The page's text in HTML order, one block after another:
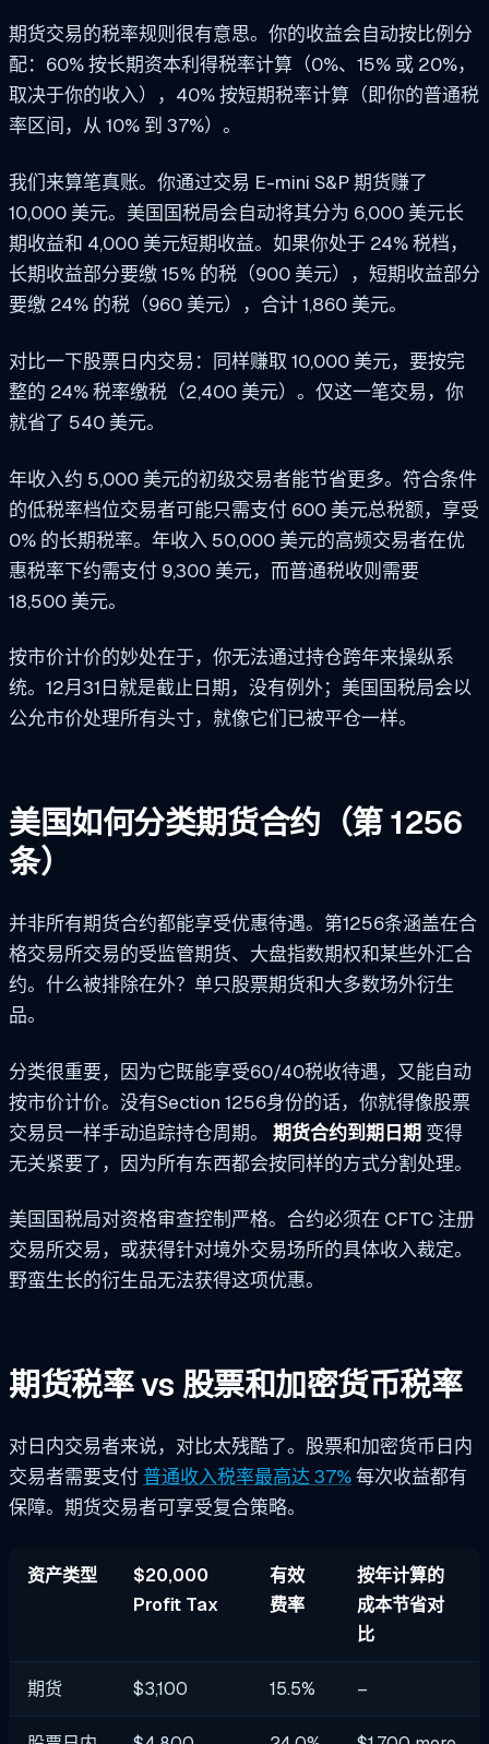
期货交易的税率规则很有意思。你的收益会自动按比例分
配：60% 按长期资本利得税率计算（0%、15% 或 20%，
取决于你的收入），40% 按短期税率计算（即你的普通税
率区间，从 10% 到 37%）。
我们来算笔真账。你通过交易 E-mini S&P 期货赚了
10,000 美元。美国国税局会自动将其分为 6,000 美元长
期收益和 4,000 美元短期收益。如果你处于 24% 税档，
长期收益部分要缴 15% 的税（900 美元），短期收益部分
要缴 24% 的税（960 美元），合计 1,860 美元。
对比一下股票日内交易：同样赚取 10,000 美元，要按完
整的 24% 税率缴税（2,400 美元）。仅这一笔交易，你
就省了 540 美元。
年收入约 5,000 美元的初级交易者能节省更多。符合条件
的低税率档位交易者可能只需支付 600 美元总税额，享受
0% 的长期税率。年收入 50,000 美元的高频交易者在优
惠税率下约需支付 9,300 美元，而普通税收则需要
18,500 美元。
按市价计价的妙处在于，你无法通过持仓跨年来操纵系
统。12月31日就是截止日期，没有例外；美国国税局会以
公允市价处理所有头寸，就像它们已被平仓一样。
美国如何分类期货合约（第 1256
条）
并非所有期货合约都能享受优惠待遇。第1256条涵盖在合
格交易所交易的受监管期货、大盘指数期权和某些外汇合
约。什么被排除在外？单只股票期货和大多数场外衍生
品。
分类很重要，因为它既能享受60/40税收待遇，又能自动
按市价计价。没有Section 1256身份的话，你就得像股票
交易员一样手动追踪持仓周期。 期货合约到期日期 变得
无关紧要了，因为所有东西都会按同样的方式分割处理。
美国国税局对资格审查控制严格。合约必须在 CFTC 注册
交易所交易，或获得针对境外交易场所的具体收入裁定。
野蛮生长的衍生品无法获得这项优惠。
期货税率 vs 股票和加密货币税率
对日内交易者来说，对比太残酷了。股票和加密货币日内
交易者需要支付普通收入税率最高达 37%每次收益都有
保障。期货交易者可享受复合策略。
资产类型
$20,000
Profit Tax
有效
费率
按年计算的
成本节省对
比
期货 $3,100 15.5% –